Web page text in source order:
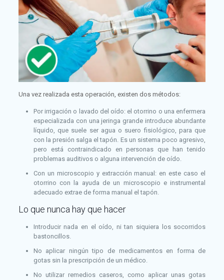
Una vez realizada esta operación, existen dos métodos:
Por irrigación o lavado del oído: el otorrino o una enfermera
especializada con una jeringa grande introduce abundante
líquido, que suele ser agua o suero fisiológico, para que
con la presión salga el tapón. Es un sistema poco agresivo,
pero está contraindicado en personas que han tenido
problemas auditivos o alguna intervención de oído.
Con un microscopio y extracción manual: en este caso el
otorrino con la ayuda de un microscopio e instrumental
adecuado extrae de forma manual el tapón.
Lo que nunca hay que hacer
Introducir nada en el oído, ni tan siquiera los socorridos
bastoncillos.
No aplicar ningún tipo de medicamentos en forma de
gotas sin la prescripción de un médico.
No utilizar remedios caseros, como aplicar unas gotas